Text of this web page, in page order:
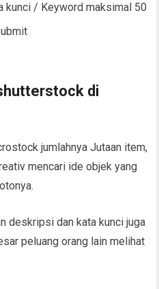
kunci / Keyword maksimal 50
di
jumlahnya Jutaan item,
mencari ide objek yang
deskripsi dan kata kunci juga
peluang orang lain melihat